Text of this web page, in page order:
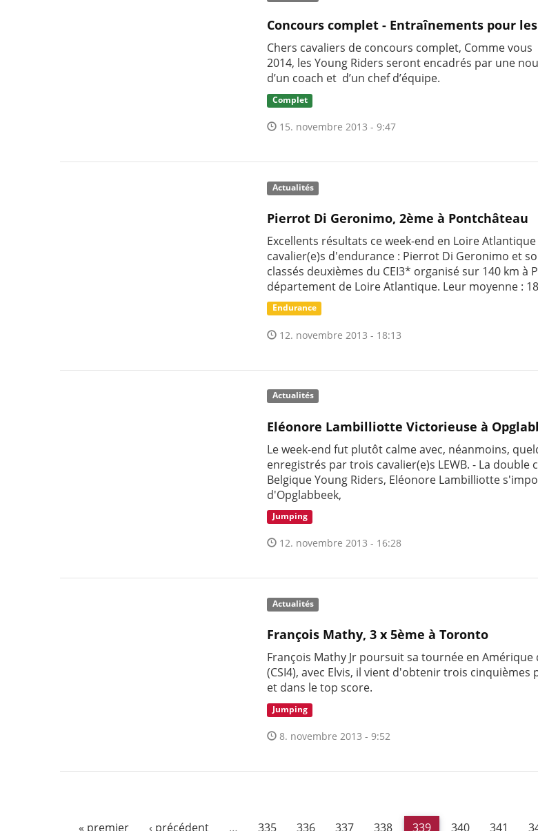
Concours complet - Entraînements pour
Chers cavaliers de concours complet, Comme
2014, les Young Riders seront encadrés par une
d’un coach et d’un chef d’équipe.
Complet
15. novembre 2013 - 9:47
Actualités
Pierrot Di Geronimo, 2ème à Pontchâteau
Excellents résultats ce week-end en Loire
cavalier(e)s d'endurance : Pierrot Di Geronimo et
classés deuxièmes du CEI3* organisé sur 140 km à
département de Loire Atlantique. Leur moyenne :
Endurance
12. novembre 2013 - 18:13
Actualités
Eléonore Lambilliotte Victorieuse à
Le week-end fut plutôt calme avec, néanmoins,
enregistrés par trois cavalier(e)s LEWB. - La double
Belgique Young Riders, Eléonore Lambilliotte
d'Opglabbeek,
Jumping
12. novembre 2013 - 16:28
Actualités
François Mathy, 3 x 5ème à Toronto
François Mathy Jr poursuit sa tournée en
(CSI4), avec Elvis, il vient d'obtenir trois cinquièmes
et dans le top score.
Jumping
8. novembre 2013 - 9:52
« premier ‹ précédent … 335 336 337 338 339 340 341